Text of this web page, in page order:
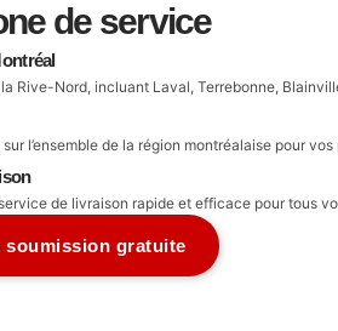
de service
Rive-Nord, incluant Laval, Terrebonne,
l’ensemble de la région montréalaise pour
de livraison rapide et efficace pour tous
soumission gratuite